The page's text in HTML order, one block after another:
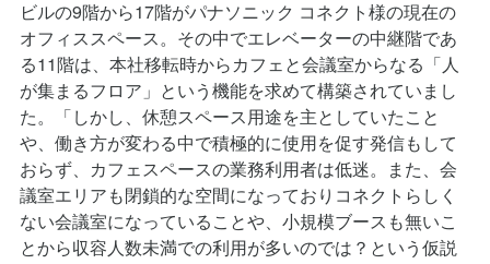
オフィススペース。その中でエレベーターの中継階であ
る11階は、本社移転時からカフェと会議室からなる「人
が集まるフロア」という機能を求めて構築されていまし
た。「しかし、休憩スペース用途を主としていたこと
や、働き方が変わる中で積極的に使用を促す発信もして
おらず、カフェスペースの業務利用者は低迷。また、会
議室エリアも閉鎖的な空間になっておりコネクトらしく
ない会議室になっていることや、小規模ブースも無いこ
とから収容人数未満での利用が多いのでは？という仮説
が出ていました」と、浜離宮総務係の金子 将吾様。